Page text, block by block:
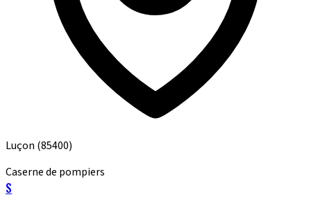
Luçon (85400)
Caserne de pompiers
S